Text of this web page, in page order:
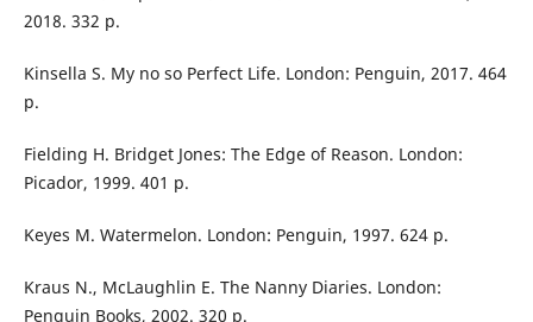
2018. 332 p.
Kinsella S. My no so Perfect Life. London: Penguin, 2017. 464
p.
Fielding H. Bridget Jones: The Edge of Reason. London:
Picador, 1999. 401 p.
Keyes M. Watermelon. London: Penguin, 1997. 624 p.
Kraus N., McLaughlin E. The Nanny Diaries. London:
Penguin Books, 2002. 320 p.